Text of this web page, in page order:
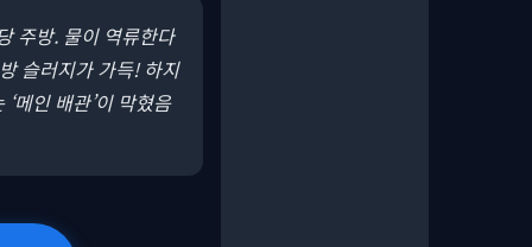
주방. 물이 역류한다
슬러지가 가득! 하지
메인 배관’이 막혔음